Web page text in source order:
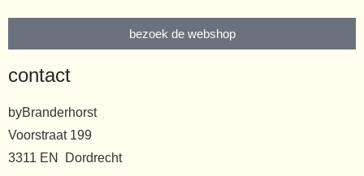
bezoek de webshop
contact
byBranderhorst
Voorstraat 199
3311 EN Dordrecht